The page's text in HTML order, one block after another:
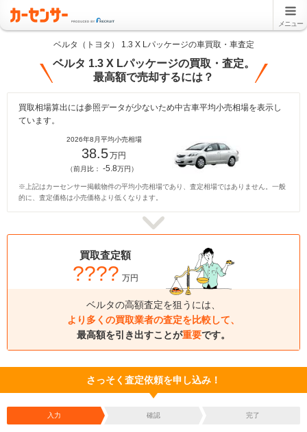
メニュー
ベルタ（トヨタ） 1.3 X Lパッケージの車買取・車査定
ベルタ 1.3 X Lパッケージの買取・査定。
最高額で売却するには？
買取相場算出には参照データが少ないため中古車平均小売相場を表示し
ています。
2026年8月平均小売相場
38.5万円
（前月比： -5.8万円）
※上記はカーセンサー掲載物件の平均小売相場であり、査定相場ではありません。一般
的に、査定価格は小売価格より低くなります。
買取査定額
???? 万円
ベルタの高額査定を狙うには、
より多くの買取業者の査定を比較して、
最高額を引き出すことが重要です。
さっそく査定依頼を申し込み！
入力 確認 完了